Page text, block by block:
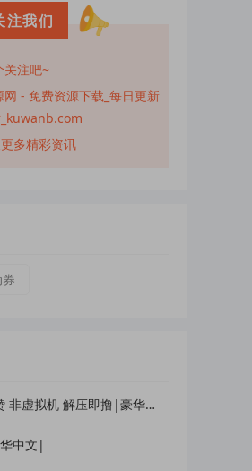
注我们
关注吧~
网 - 免费资源下载_每日更新
多精彩资讯
虚拟机 解压即撸|豪华中文|
中文|